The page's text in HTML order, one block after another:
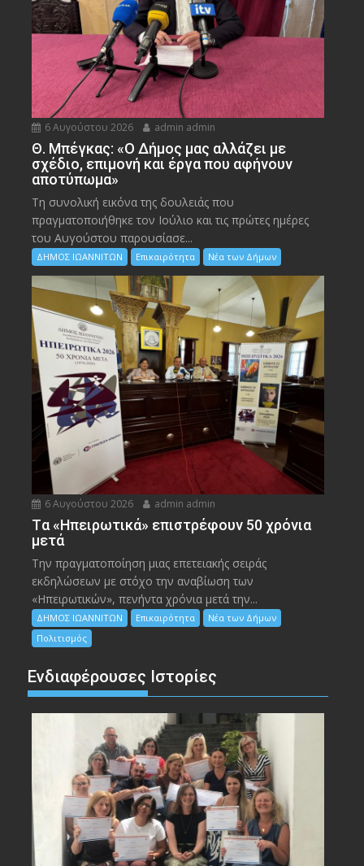
6 Αυγούστου 2026 admin admin
Θ. Μπέγκας: «Ο Δήμος μας αλλάζει με
σχέδιο, επιμονή και έργα που αφήνουν
αποτύπωμα»
Τη συνολική εικόνα της δουλειάς που
πραγματοποιήθηκε τον Ιούλιο και τις πρώτες ημέρες
του Αυγούστου παρουσίασε...
ΔΗΜΟΣ ΙΩΑΝΝΙΤΩΝ Επικαιρότητα Νέα των Δήμων
6 Αυγούστου 2026 admin admin
Tα «Ηπειρωτικά» επιστρέφουν 50 χρόνια
μετά
Την πραγματοποίηση μιας επετειακής σειράς
εκδηλώσεων με στόχο την αναβίωση των
«Ηπειρωτικών», πενήντα χρόνια μετά την...
ΔΗΜΟΣ ΙΩΑΝΝΙΤΩΝ Επικαιρότητα
Νέα των Δήμων
Πολιτισμός
Ενδιαφέρουσες Ιστορίες